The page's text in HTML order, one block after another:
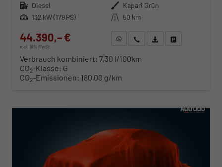
Kraftstoff Diesel Außenfarbe Kapari Grün
Leistung 132 kW (179 PS) Kilometerstand 50 km
44.390,– €
incl. 19% MwSt.
WhatsApp anfragen
Wir rufen Sie anFahrzeugexposé (PDF)
Verbrauch kombiniert: 7,30 l/100km
CO2-Klasse: G
CO2-Emissionen: 180,00 g/km